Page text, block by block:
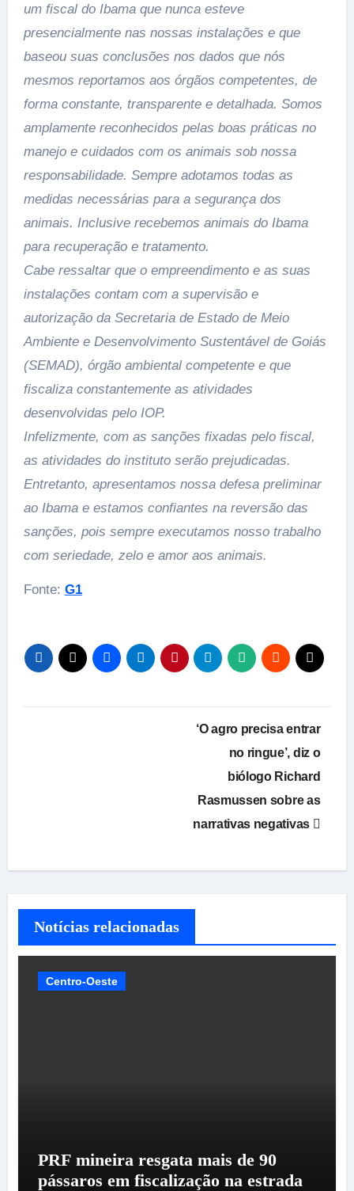
um fiscal do Ibama que nunca esteve
presencialmente nas nossas instalações e que
baseou suas conclusões nos dados que nós
mesmos reportamos aos órgãos competentes, de
forma constante, transparente e detalhada. Somos
amplamente reconhecidos pelas boas práticas no
manejo e cuidados com os animais sob nossa
responsabilidade. Sempre adotamos todas as
medidas necessárias para a segurança dos
animais. Inclusive recebemos animais do Ibama
para recuperação e tratamento.
Cabe ressaltar que o empreendimento e as suas
instalações contam com a supervisão e
autorização da Secretaria de Estado de Meio
Ambiente e Desenvolvimento Sustentável de Goiás
(SEMAD), órgão ambiental competente e que
fiscaliza constantemente as atividades
desenvolvidas pelo IOP.
Infelizmente, com as sanções fixadas pelo fiscal,
as atividades do instituto serão prejudicadas.
Entretanto, apresentamos nossa defesa preliminar
ao Ibama e estamos confiantes na reversão das
sanções, pois sempre executamos nosso trabalho
com seriedade, zelo e amor aos animais.
Fonte: G1
‘O agro precisa entrar
no ringue’, diz o
biólogo Richard
Rasmussen sobre as
narrativas negativas
Notícias relacionadas
Centro-Oeste
PRF mineira resgata mais de 90
pássaros em fiscalização na estrada